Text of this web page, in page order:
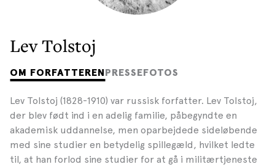
Lev Tolstoj
OM FORFATTERENPRESSEFOTOS
Lev Tolstoj (1828-1910) var russisk forfatter. Lev Tolstoj,
der blev født ind i en adelig familie, påbegyndte en
akademisk uddannelse, men oparbejdede sideløbende
med sine studier en betydelig spillegæld, hvilket ledte
til, at han forlod sine studier for at gå i militærtjeneste